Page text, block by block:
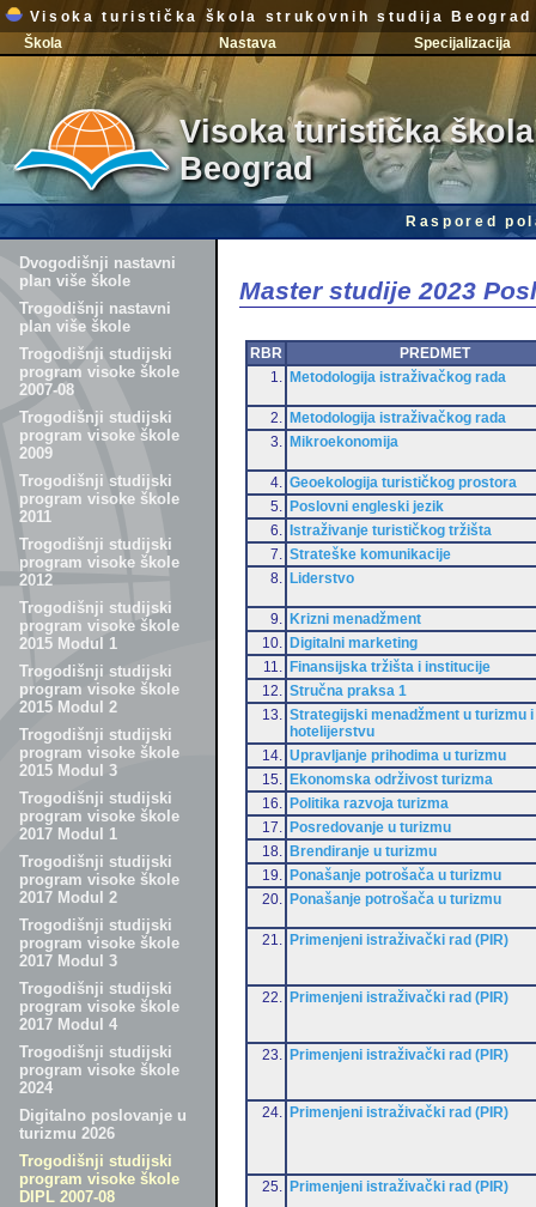
Visoka turistička škola strukovnih studija Beograd
Škola
Nastava Specijalizacija
Visoka turistička
Beograd
Raspored
Dvogodišnji nastavni
plan više škole
Trogodišnji nastavni
plan više škole
Trogodišnji studijski
program visoke škole
2007-08
Trogodišnji studijski
program visoke škole
2009
Trogodišnji studijski
program visoke škole
2011
Trogodišnji studijski
program visoke škole
2012
Trogodišnji studijski
program visoke škole
2015 Modul 1
Trogodišnji studijski
program visoke škole
2015 Modul 2
Trogodišnji studijski
program visoke škole
2015 Modul 3
Trogodišnji studijski
program visoke škole
2017 Modul 1
Trogodišnji studijski
program visoke škole
2017 Modul 2
Trogodišnji studijski
program visoke škole
2017 Modul 3
Trogodišnji studijski
program visoke škole
2017 Modul 4
Trogodišnji studijski
program visoke škole
2024
Digitalno poslovanje u
turizmu 2026
Trogodišnji studijski
program visoke škole
DIPL 2007-08
Master studije 2023
RBR
PREDMET
1.
Metodologija istraživačkog rada
2.
Metodologija istraživačkog rada
3.
Mikroekonomija
4.
Geoekologija turističkog prostora
5.
Poslovni engleski jezik
6.
Istraživanje turističkog tržišta
7.
Strateške komunikacije
8.
Liderstvo
9.
Krizni menadžment
10.
Digitalni marketing
11.
Finansijska tržišta i institucije
12.
Stručna praksa 1
13.
Strategijski menadžment u turizmu i
hotelijerstvu
14.
Upravljanje prihodima u turizmu
15.
Ekonomska održivost turizma
16.
Politika razvoja turizma
17.
Posredovanje u turizmu
18.
Brendiranje u turizmu
19.
Ponašanje potrošača u turizmu
20.
Ponašanje potrošača u turizmu
21. Primenjeni istraživački rad (PIR)
22. Primenjeni istraživački rad (PIR)
23. Primenjeni istraživački rad (PIR)
24. Primenjeni istraživački rad (PIR)
25. Primenjeni istraživački rad (PIR)